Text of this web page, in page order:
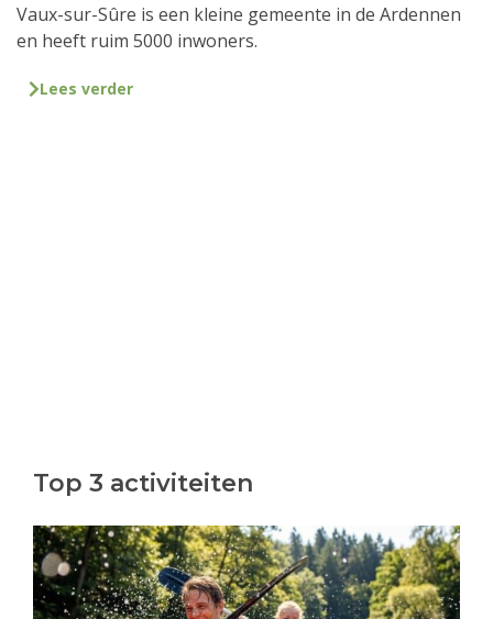
Vaux-sur-Sûre is een kleine gemeente in de Ardennen
en heeft ruim 5000 inwoners.
Lees verder
Top 3 activiteiten